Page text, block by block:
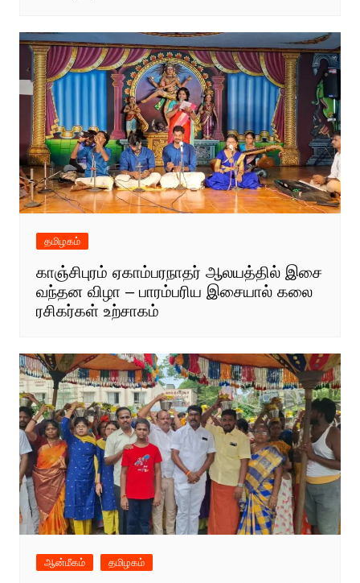
தமிழகம்
காஞ்சிபுரம் ஏகாம்பரநாதர் ஆலயத்தில் இசை
வந்தன விழா – பாரம்பரிய இசையால் கலை
ரசிகர்கள் உற்சாகம்
ஆன்மீகம் தமிழகம்